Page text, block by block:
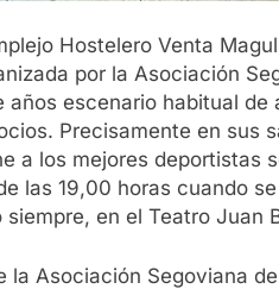
Hostelero Venta
por la Asociación
años escenario habitual
Precisamente en sus
a los mejores deportistas
las 19,00 horas cuando
en el Teatro Juan
la Asociación Segoviana